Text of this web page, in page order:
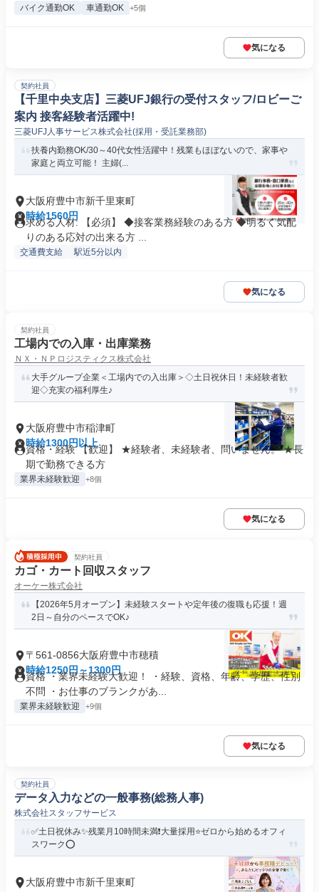
バイク通勤OK 車通勤OK +5個
気になる
契約社員
【千里中央支店】三菱UFJ銀行の受付スタッフ/ロビーご
案内 接客経験者活躍中!
三菱UFJ人事サービス株式会社(採用・受託業務部)
扶養内勤務OK/30～40代女性活躍中！残業もほぼないので、家事や
家庭と両立可能！ 主婦(...
大阪府豊中市新千里東町
時給1560円
求める人材: 【必須】 ◆接客業務経験のある方 ◆明るく気配
りのある応対の出来る方 ...
交通費支給 駅近5分以内
気になる
契約社員
工場内での入庫・出庫業務
ＮＸ・ＮＰロジスティクス株式会社
大手グループ企業＜工場内での入出庫＞◇土日祝休日！未経験者歓
迎◇充実の福利厚生♪
大阪府豊中市稲津町
時給1300円以上
資格・経験 【歓迎】 ★経験者、未経験者、問いません。 ★長
期で勤務できる方
業界未経験歓迎 +8個
気になる
契約社員
カゴ・カート回収スタッフ
オーケー株式会社
【2026年5月オープン】未経験スタートや定年後の復職も応援！週
2日～自分のペースでOK♪
〒561-0856大阪府豊中市穂積
時給1250円～1300円
資格 ・業界未経験大歓迎！ ・経験、資格、年齢、学歴、性別
不問 ・お仕事のブランクがあ...
業界未経験歓迎 +9個
気になる
契約社員
データ入力などの一般事務(総務人事)
株式会社スタッフサービス
✅土日祝休み✨残業月10時間未満❗️大量採用⭐ゼロから始めるオフィ
スワーク⭕️
大阪府豊中市新千里東町